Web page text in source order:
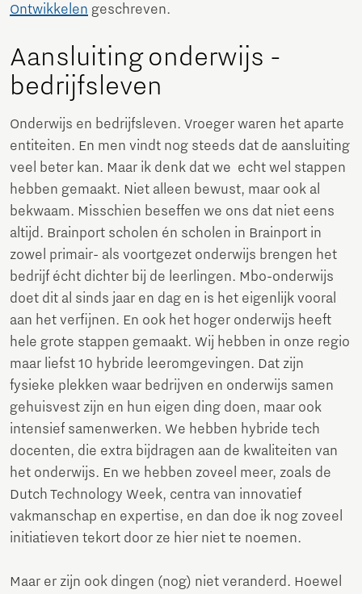
Ontwikkelen geschreven.
Aansluiting onderwijs -
bedrijfsleven
Onderwijs en bedrijfsleven. Vroeger waren het aparte
entiteiten. En men vindt nog steeds dat de aansluiting
veel beter kan. Maar ik denk dat we echt wel stappen
hebben gemaakt. Niet alleen bewust, maar ook al
bekwaam. Misschien beseffen we ons dat niet eens
altijd. Brainport scholen én scholen in Brainport in
zowel primair- als voortgezet onderwijs brengen het
bedrijf écht dichter bij de leerlingen. Mbo-onderwijs
doet dit al sinds jaar en dag en is het eigenlijk vooral
aan het verfijnen. En ook het hoger onderwijs heeft
hele grote stappen gemaakt. Wij hebben in onze regio
maar liefst 10 hybride leeromgevingen. Dat zijn
fysieke plekken waar bedrijven en onderwijs samen
gehuisvest zijn en hun eigen ding doen, maar ook
intensief samenwerken. We hebben hybride tech
docenten, die extra bijdragen aan de kwaliteiten van
het onderwijs. En we hebben zoveel meer, zoals de
Dutch Technology Week, centra van innovatief
vakmanschap en expertise, en dan doe ik nog zoveel
initiatieven tekort door ze hier niet te noemen.
Maar er zijn ook dingen (nog) niet veranderd. Hoewel